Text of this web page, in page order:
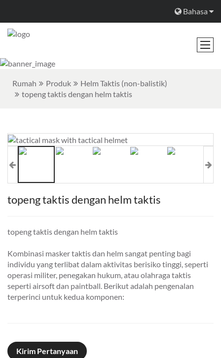
Bahasa
Rumah Produk
Helm Taktis (non-balistik)
topeng taktis dengan helm taktis
topeng taktis dengan helm taktis
topeng taktis dengan helm taktis
Kombinasi masker taktis dan helm sangat penting bagi
individu yang terlibat dalam aktivitas berisiko tinggi, seperti
operasi militer, penegakan hukum, atau olahraga taktis
seperti airsoft dan paintball. Berikut adalah pengenalan
terperinci untuk kedua komponen:
Kirim Pertanyaan